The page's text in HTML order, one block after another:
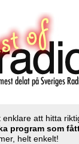
att hitta
program som
helt enkelt!